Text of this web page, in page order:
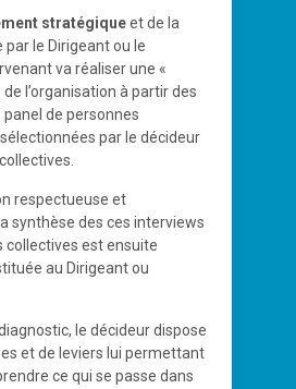
stratégiqueet de la
le Dirigeant ou le
va réaliser une «
l’organisation à partir des
panel de personnes
par le décideur
respectueuse et
synthèse des ces interviews
collectives est ensuite
au Dirigeant ou
le décideur dispose
et de leviers lui permettant
ce qui se passe dans